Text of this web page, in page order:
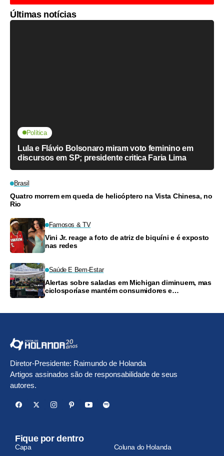
Últimas notícias
Política
Lula e Flávio Bolsonaro miram voto feminino em
discursos em SP; presidente critica Faria Lima
Brasil
Quatro morrem em queda de helicóptero na Vista Chinesa, no
Rio
Famosos & TV
Vini Jr. reage a foto de atriz de biquíni e é exposto
nas redes
Saúde E Bem-Estar
Alertas sobre saladas em Michigan diminuem, mas
ciclosporíase mantém consumidores e
Diretor-Presidente: Raimundo de Holanda
Artigos assinados são de responsabilidade de seus
autores.
Fique por dentro
Capa Coluna do Holanda